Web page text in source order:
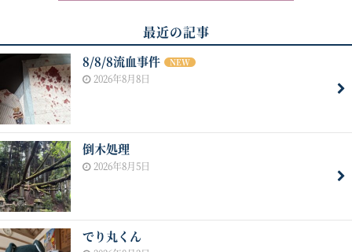
最近の記事
8/8/8流血事件 NEW
2026年8月8日
倒木処理
2026年8月5日
でり丸くん